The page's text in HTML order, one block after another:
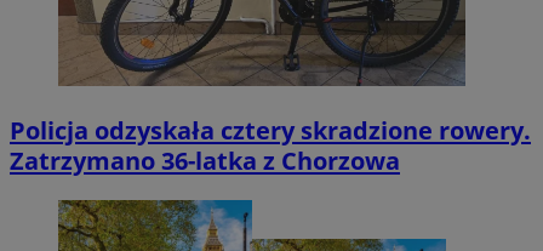
Policja odzyskała cztery skradzione rowery.
Zatrzymano 36-latka z Chorzowa